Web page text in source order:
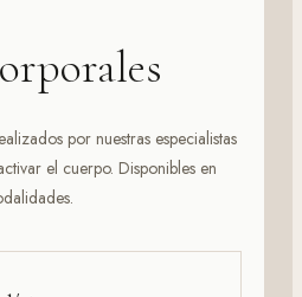
por nuestras especialistas
el cuerpo. Disponibles en